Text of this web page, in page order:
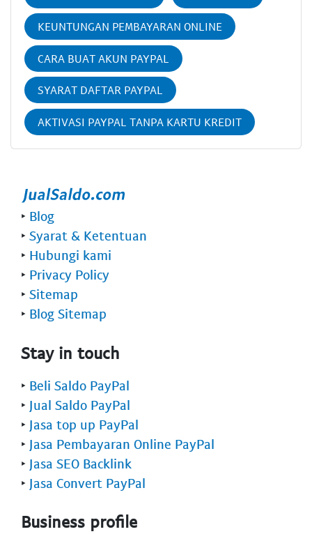
KEUNTUNGAN PEMBAYARAN ONLINE
CARA BUAT AKUN PAYPAL
SYARAT DAFTAR PAYPAL
AKTIVASI PAYPAL TANPA KARTU KREDIT
‣ Blog
‣ Syarat & Ketentuan
‣ Hubungi kami
‣ Privacy Policy
‣ Sitemap
‣ Blog Sitemap
Stay in touch
‣ Beli Saldo PayPal
‣ Jual Saldo PayPal
‣ Jasa top up PayPal
‣ Jasa Pembayaran Online PayPal
‣ Jasa SEO Backlink
‣ Jasa Convert PayPal
Business profile